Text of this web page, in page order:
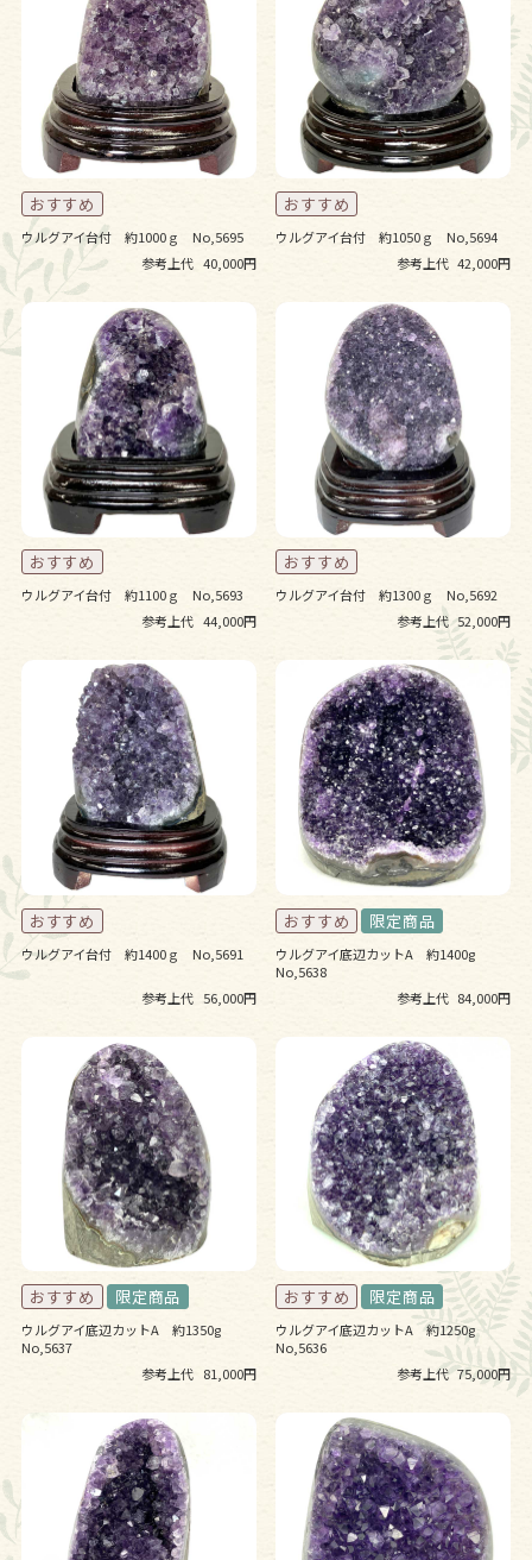
ウルグアイ台付 約1000ｇ No,5695
参考上代 40,000円
ウルグアイ台付 約1050ｇ No,5694
参考上代 42,000円
ウルグアイ台付 約1100ｇ No,5693
参考上代 44,000円
ウルグアイ台付 約1300ｇ No,5692
参考上代 52,000円
ウルグアイ台付 約1400ｇ No,5691
参考上代 56,000円
ウルグアイ底辺カットA 約1400g
No,5638
参考上代 84,000円
ウルグアイ底辺カットA 約1350g
No,5637
参考上代 81,000円
ウルグアイ底辺カットA 約1250g
No,5636
参考上代 75,000円